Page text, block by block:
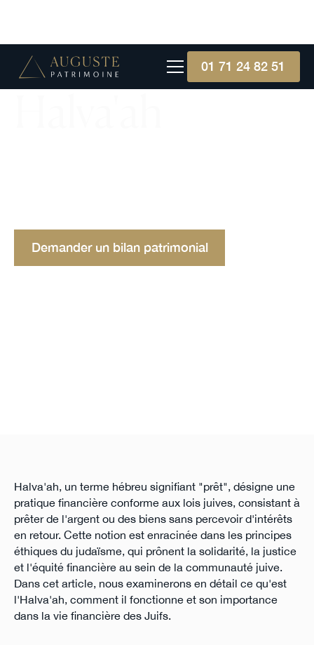
01 71 24 82 51
Demander un bilan patrimonial
Halva'ah, un terme hébreu signifiant "prêt", désigne une
pratique financière conforme aux lois juives, consistant à
prêter de l'argent ou des biens sans percevoir d'intérêts
en retour. Cette notion est enracinée dans les principes
éthiques du judaïsme, qui prônent la solidarité, la justice
et l'équité financière au sein de la communauté juive.
Dans cet article, nous examinerons en détail ce qu'est
l'Halva'ah, comment il fonctionne et son importance
dans la vie financière des Juifs.